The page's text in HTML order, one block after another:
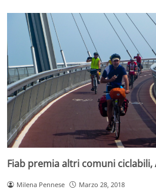
Fiab premia altri comuni
Milena Pennese Marzo 28, 2018